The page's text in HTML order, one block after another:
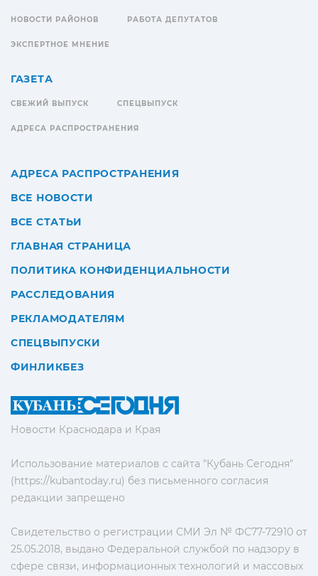
Новости Краснодара и Края
Использование материалов с сайта "Кубань Сегодня"
(https://kubantoday.ru) без письменного согласия
редакции запрещено
Свидетельство о регистрации СМИ Эл № ФС77-72910 от
25.05.2018, выдано Федеральной службой по надзору в
сфере связи, информационных технологий и массовых
НОВОСТИ РАЙОНОВ РАБОТА ДЕПУТАТОВ
ЭКСПЕРТНОЕ МНЕНИЕ
ГАЗЕТА
СВЕЖИЙ ВЫПУСК СПЕЦВЫПУСК
АДРЕСА РАСПРОСТРАНЕНИЯ
АДРЕСА РАСПРОСТРАНЕНИЯ
ВСЕ НОВОСТИ
ВСЕ СТАТЬИ
ГЛАВНАЯ СТРАНИЦА
ПОЛИТИКА КОНФИДЕНЦИАЛЬНОСТИ
РАССЛЕДОВАНИЯ
РЕКЛАМОДАТЕЛЯМ
СПЕЦВЫПУСКИ
ФИНЛИКБЕЗ